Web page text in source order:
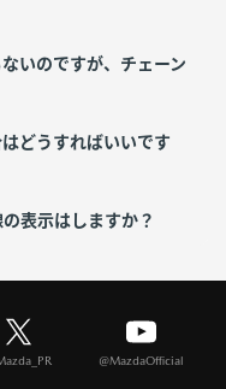
いのですが、チェーン
どうすればいいです
表示はしますか？
@MazdaOfficial